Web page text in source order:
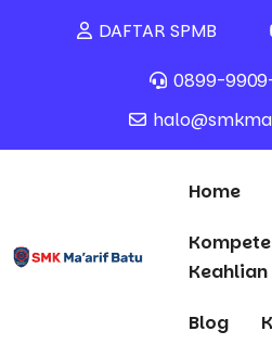
DAFTAR SPMB
0899-
Home
Keahlian
Blog